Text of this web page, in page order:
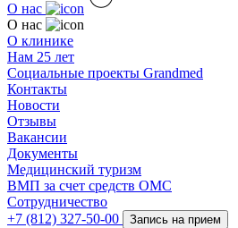
О нас
О нас
О клинике
Нам 25 лет
Социальные проекты Grandmed
Контакты
Новости
Отзывы
Вакансии
Документы
Медицинский туризм
ВМП за счет средств ОМС
Сотрудничество
+7 (812) 327-50-00
Запись на прием